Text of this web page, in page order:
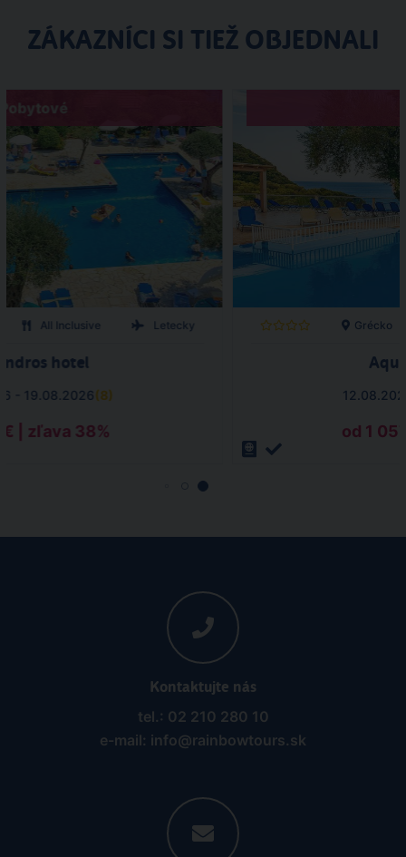
ZÁKAZNÍCI SI TIEŽ OBJEDNALI
All Inclusive Letecky
hotel
- 19.08.2026(8)
| zľava 38%
Grécko
od 1
Kontaktujte nás
tel.: 02 210 280 10
e-mail: info@rainbowtours.sk